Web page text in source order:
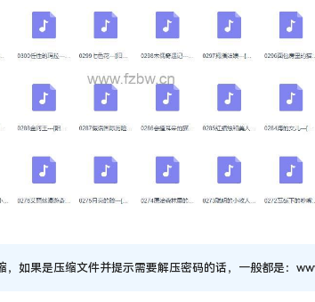
，如果是压缩文件并提示需要解压密码的话，一般都是：